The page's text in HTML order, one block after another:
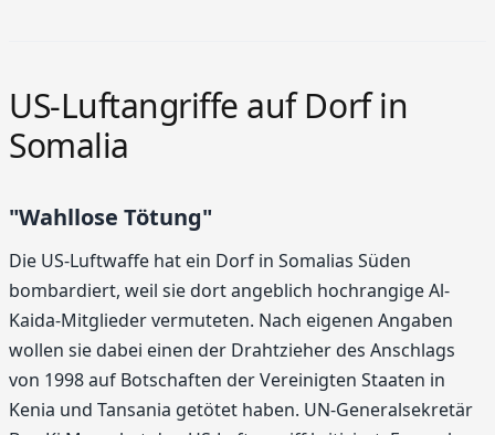
US-Luftangriffe auf Dorf in
Somalia
"Wahllose Tötung"
Die US-Luftwaffe hat ein Dorf in Somalias Süden
bombardiert, weil sie dort angeblich hochrangige Al-
Kaida-Mitglieder vermuteten. Nach eigenen Angaben
wollen sie dabei einen der Drahtzieher des Anschlags
von 1998 auf Botschaften der Vereinigten Staaten in
Kenia und Tansania getötet haben. UN-Generalsekretär